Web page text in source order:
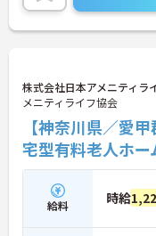
株式会社日本アメニティラ
メニティライフ協会
【神奈川県／愛
宅型有料老人ホー
給料 時給